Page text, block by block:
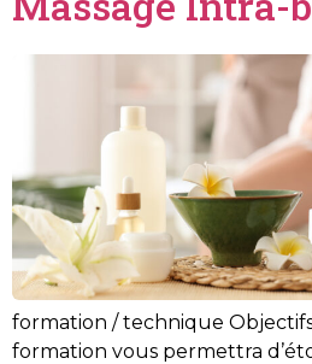
formation / technique
formation vous permettra